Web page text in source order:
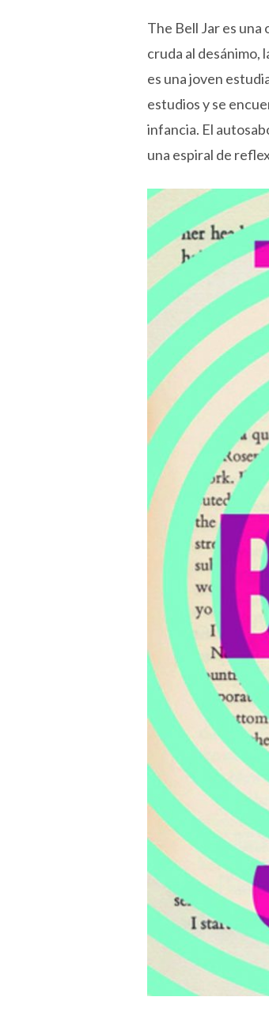
The Bell Jar es
cruda al desánimo,
es una joven
estudios y se
infancia. El
una espiral de